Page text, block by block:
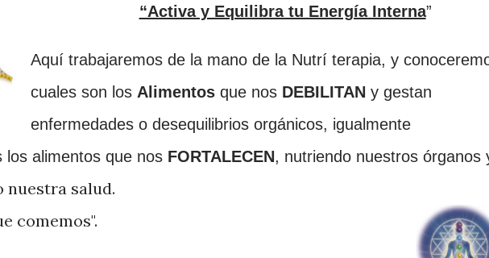
“Activa y Equilibra tu Energía Interna”
Aquí trabajaremos de la mano de a Nutrí terapia, y conocerem
cuales son los Alimentos que nos DEBILITAN y gestan
enfermedades o desequilibrios orgánicos, igualmente
los alimentos que nos FORTALECEN, nutriendo nuestros órganos
nuestra salud.
comemos".